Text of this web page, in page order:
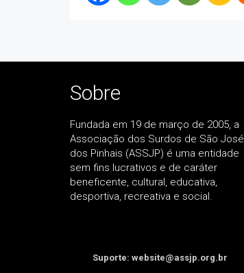
Sobre
Fundada em 19 de março de 2005, a
Associação dos Surdos de São José
dos Pinhais (ASSJP) é uma entidade
sem fins lucrativos e de caráter
beneficente, cultural, educativa,
desportiva, recreativa e social.
Suporte: website@assjp.org.br